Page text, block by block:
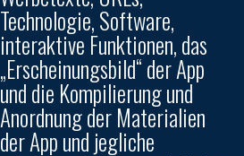
Technologie, Software,
interaktive Funktionen, das
„Erscheinungsbild“ der App
und die Kompilierung und
Anordnung der Materialien
der App und jegliche